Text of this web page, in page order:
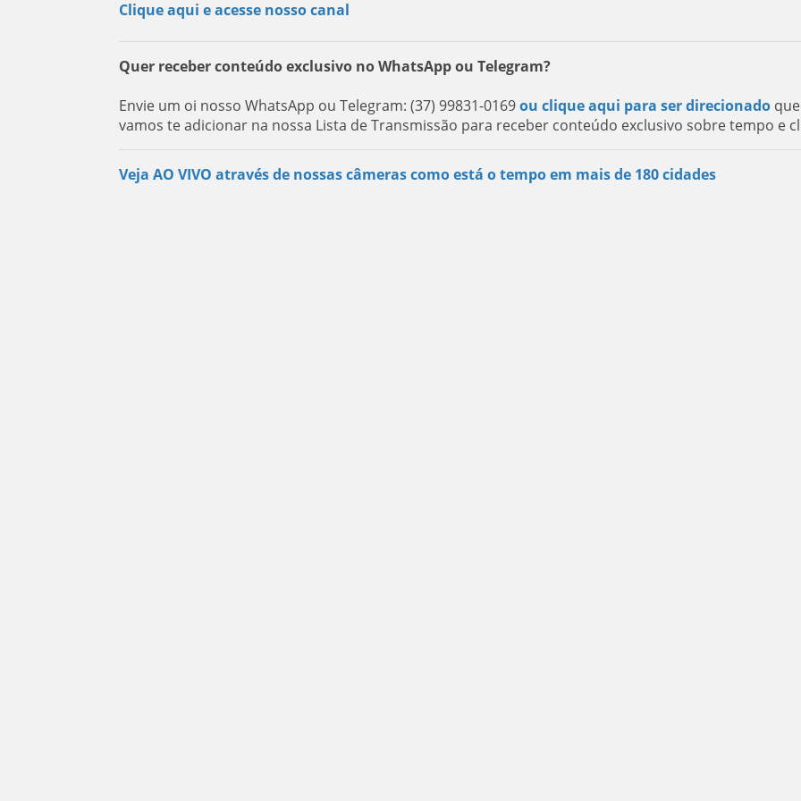
Clique aqui e acesse nosso canal
Quer receber conteúdo exclusivo no WhatsApp ou Telegram?
Envie um oi nosso WhatsApp ou Telegram: (37) 99831-0169ou clique aqui para ser direcionado que
vamos te adicionar na nossa Lista de Transmissão para receber conteúdo exclusivo sobre tempo e
Veja AO VIVO através de nossas câmeras como está o tempo em mais de 180 cidades